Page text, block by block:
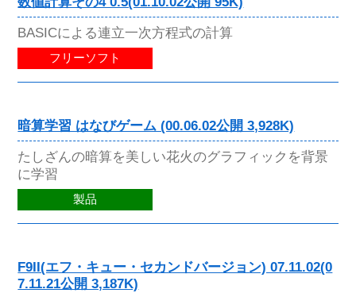
BASICによる連立一次方程式の計算
フリーソフト
暗算学習 はなびゲーム (00.06.02公開 3,928K)
たしざんの暗算を美しい花火のグラフィックを背景
に学習
製品
F9II(エフ・キュー・セカンドバージョン) 07.11.02(0
7.11.21公開 3,187K)